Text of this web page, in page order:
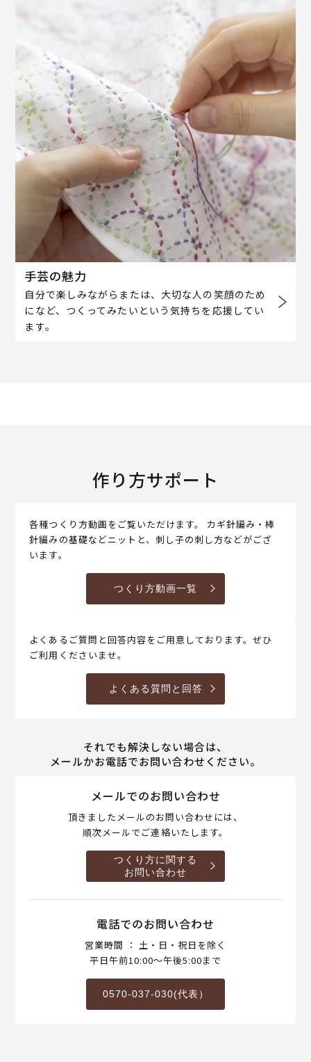
手芸の魅力
自分で楽しみながらまたは、大切な人の笑顔のため
になど、つくってみたいという気持ちを応援してい
ます。
作り方サポート
各種つくり方動画をご覧いただけます。 カギ針編み・棒
針編みの基礎などニットと、刺し子の刺し方などがござ
います。
つくり方動画一覧
よくあるご質問と回答内容をご用意しております。ぜひ
ご利用くださいませ。
よくある質問と回答
それでも解決しない場合は、
メールかお電話でお問い合わせください。
メールでのお問い合わせ
頂きましたメールのお問い合わせには、
順次メールでご連絡いたします。
つくり方に関する
お問い合わせ
電話でのお問い合わせ
営業時間 ： 土・日・祝日を除く
平日午前10:00～午後5:00まで
0570-037-030(代表）